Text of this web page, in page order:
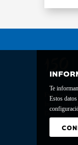
Te
Estos
Fundación
Inscrita en
Domicilio